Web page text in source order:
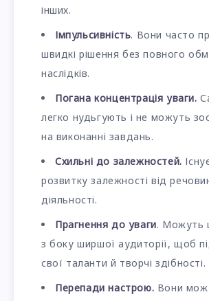
інших.
Імпульсивність. Вони часто
швидкі рішення без повного
наслідків.
Погана концентрація уваги.
легко нудьгують і не можуть
на виконанні завдань.
Схильні до залежностей.
розвитку залежності від
діяльності.
Прагнення до уваги. Можуть
з боку ширшої аудиторії, щоб
свої таланти й творчі здібності.
Перепади настрою. Вони